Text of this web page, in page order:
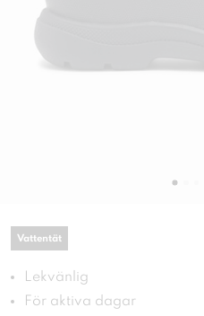
Vattentät
Lekvänlig
För aktiva dagar